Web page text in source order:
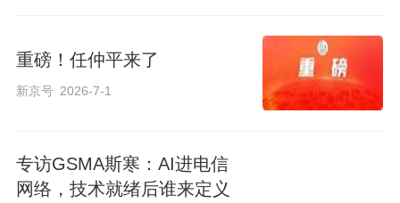
重磅！任仲平来了
新京号 2026-7-1
专访GSMA斯寒：AI进电信
网络，技术就绪后谁来定义